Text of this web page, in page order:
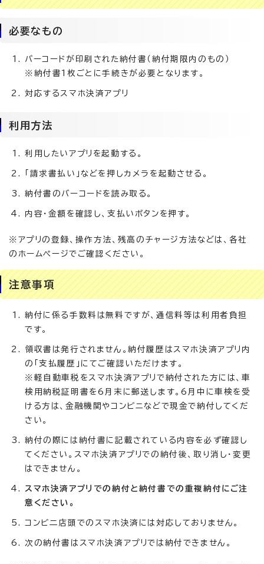
必要なもの
バーコードが印刷された納付書（納付期限内のもの）
※納付書1枚ごとに手続きが必要となります。
対応するスマホ決済アプリ
利用方法
利用したいアプリを起動する。
「請求書払い」などを押しカメラを起動させる。
納付書のバーコードを読み取る。
内容・金額を確認し、支払いボタンを押す。
※アプリの登録、操作方法、残高のチャージ方法などは、各社
のホームページでご確認ください。
注意事項
納付に係る手数料は無料ですが、通信料等は利用者負担
です。
領収書は発行されません。納付履歴はスマホ決済アプリ内
の「支払履歴」にてご確認いただけます。
※軽自動車税をスマホ決済アプリで納付された方には、車
検用納税証明書を6月末に郵送します。6月中に車検を受
ける方は、金融機関やコンビニなどで現金で納付してくだ
さい。
納付の際には納付書に記載されている内容を必ず確認し
てください。スマホ決済アプリでの納付後、取り消し・変更
はできません。
スマホ決済アプリでの納付と納付書での重複納付にご注
意ください。
コンビ二店頭でのスマホ決済には対応しておりません。
次の納付書はスマホ決済アプリでは納付できません。